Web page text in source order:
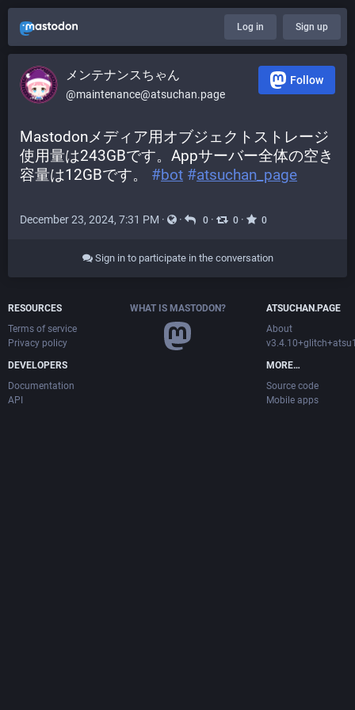
Log in Sign up
メンテナンスちゃん
@maintenance@atsuchan.page
Follow
Mastodonメディア用オブジェクトストレージ
使用量は243GBです。Appサーバー全体の空き
容量は12GBです。 #bot #atsuchan_page
December 23, 2024, 7:31 PM · · 0 · 0 · 0
Sign in to participate in the conversation
RESOURCES
Terms of service
Privacy policy
DEVELOPERS
Documentation
API
WHAT IS MASTODON?
ATSUCHAN.PAGE
About
MORE…
Source code
Mobile apps